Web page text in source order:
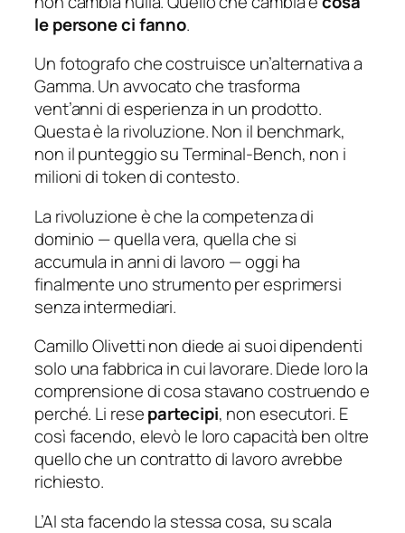
le persone ci fanno.
Un fotografo che costruisce un’alternativa a
Gamma. Un avvocato che trasforma
vent’anni di esperienza in un prodotto.
Questa è la rivoluzione. Non il benchmark,
non il punteggio su Terminal-Bench, non i
milioni di token di contesto.
La rivoluzione è che la competenza di
dominio — quella vera, quella che si
accumula in anni di lavoro — oggi ha
finalmente uno strumento per esprimersi
senza intermediari.
Camillo Olivetti non diede ai suoi dipendenti
solo una fabbrica in cui lavorare. Diede loro la
comprensione di cosa stavano costruendo e
perché. Li resepartecipi, non esecutori. E
così facendo, elevò le loro capacità ben oltre
quello che un contratto di lavoro avrebbe
richiesto.
L’AI sta facendo la stessa cosa, su scala